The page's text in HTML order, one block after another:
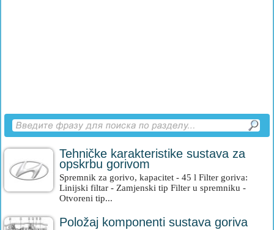
Tehničke karakteristike sustava za
opskrbu gorivom
Spremnik za gorivo, kapacitet - 45 l Filter goriva:
Linijski filtar - Zamjenski tip Filter u spremniku -
Otvoreni tip...
Položaj komponenti sustava goriva